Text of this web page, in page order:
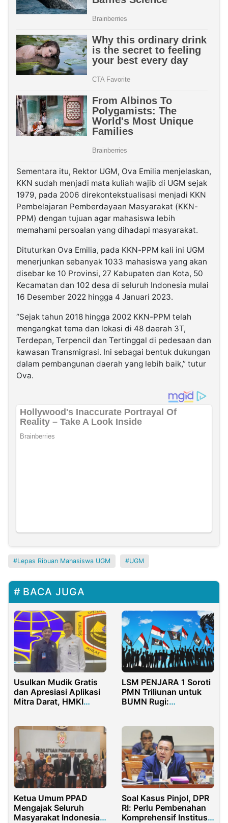
Sementara itu, Rektor UGM, Ova Emilia menjelaskan,
KKN sudah menjadi mata kuliah wajib di UGM sejak
1979, pada 2006 direkontekstualisasi menjadi KKN
Pembelajaran Pemberdayaan Masyarakat (KKN-
PPM) dengan tujuan agar mahasiswa lebih
memahami persoalan yang dihadapi masyarakat.
Dituturkan Ova Emilia, pada KKN-PPM kali ini UGM
menerjunkan sebanyak 1033 mahasiswa yang akan
disebar ke 10 Provinsi, 27 Kabupaten dan Kota, 50
Kecamatan dan 102 desa di seluruh Indonesia mulai
16 Desember 2022 hingga 4 Januari 2023.
“Sejak tahun 2018 hingga 2002 KKN-PPM telah
mengangkat tema dan lokasi di 48 daerah 3T,
Terdepan, Terpencil dan Tertinggal di pedesaan dan
kawasan Transmigrasi. Ini sebagai bentuk dukungan
dalam pembangunan daerah yang lebih baik,” tutur
Ova.
Lepas Ribuan Mahasiswa UGM UGM
BACA JUGA
Usulkan Mudik Gratis
dan Apresiasi Aplikasi
Mitra Darat, HMKI
LSM PENJARA 1 Soroti
PMN Triliunan untuk
BUMN Rugi:
atau Mengalirkan Dana
Rakyat ke Lubang
Korupsi?
Ketua Umum PPAD
Mengajak Seluruh
Masyarakat Indonesia
Soal Kasus Pinjol, DPR
RI: Perlu Pembenahan
Komprehensif Institusi